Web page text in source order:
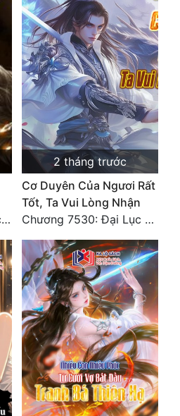
Chương 2156: Đại kết cục!!!
2 tháng trước
Cơ Duyên Của Ngươi Rất
Tốt, Ta Vui Lòng Nhận
Chương 7530: Đại Lục Khởi Nguyên – Kiến Thành 71